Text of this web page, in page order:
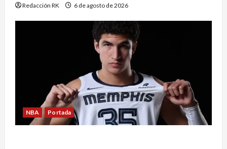
Redacción RK 6 de agosto de 2026
NBA Portada